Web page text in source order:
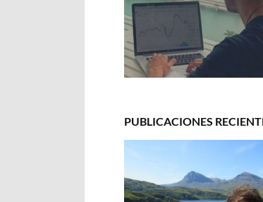
PUBLICACIONES